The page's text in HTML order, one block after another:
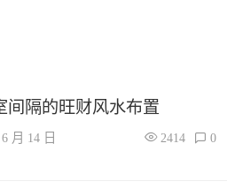
间隔的旺财风水布置
月 14 日 2414 0